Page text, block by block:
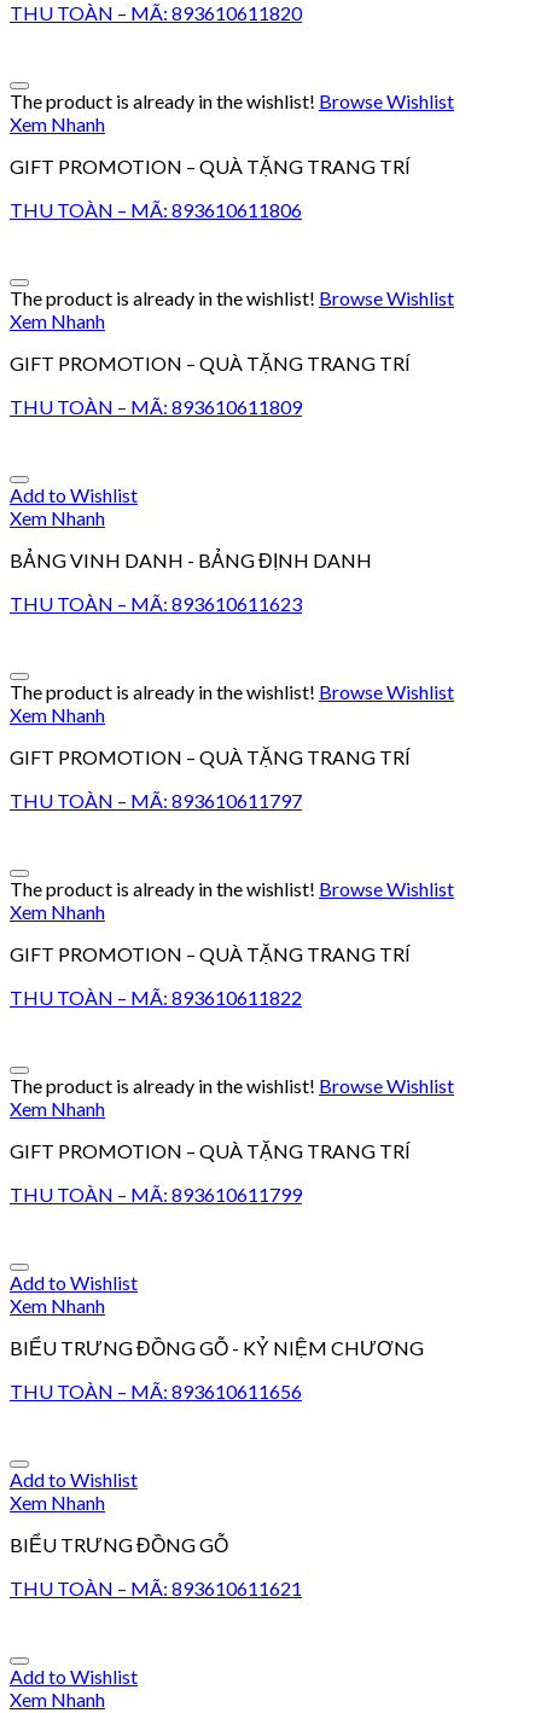
THU TOÀN – MÃ: 893610611820
The product is already in the wishlist! Browse Wishlist
Xem Nhanh
GIFT PROMOTION – QUÀ TẶNG TRANG TRÍ
THU TOÀN – MÃ: 893610611806
The product is already in the wishlist! Browse Wishlist
Xem Nhanh
GIFT PROMOTION – QUÀ TẶNG TRANG TRÍ
THU TOÀN – MÃ: 893610611809
Add to Wishlist
Xem Nhanh
BẢNG VINH DANH - BẢNG ĐỊNH DANH
THU TOÀN – MÃ: 893610611623
The product is already in the wishlist! Browse Wishlist
Xem Nhanh
GIFT PROMOTION – QUÀ TẶNG TRANG TRÍ
THU TOÀN – MÃ: 893610611797
The product is already in the wishlist! Browse Wishlist
Xem Nhanh
GIFT PROMOTION – QUÀ TẶNG TRANG TRÍ
THU TOÀN – MÃ: 893610611822
The product is already in the wishlist! Browse Wishlist
Xem Nhanh
GIFT PROMOTION – QUÀ TẶNG TRANG TRÍ
THU TOÀN – MÃ: 893610611799
Add to Wishlist
Xem Nhanh
BIỂU TRƯNG ĐỒNG GỖ - KỶ NIỆM CHƯƠNG
THU TOÀN – MÃ: 893610611656
Add to Wishlist
Xem Nhanh
BIỂU TRƯNG ĐỒNG GỖ
THU TOÀN – MÃ: 893610611621
Add to Wishlist
Xem Nhanh